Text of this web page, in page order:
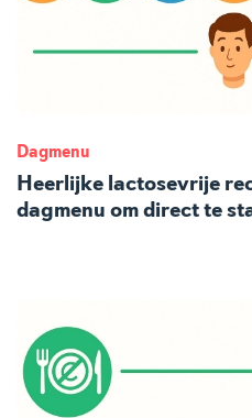
Dagmenu
Heerlijke lactosevrije
dagmenu om direct te